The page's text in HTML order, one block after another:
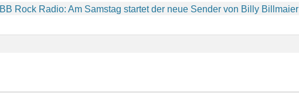
BB Rock Radio: Am Samstag startet der neue Sender von Billy Billmaier